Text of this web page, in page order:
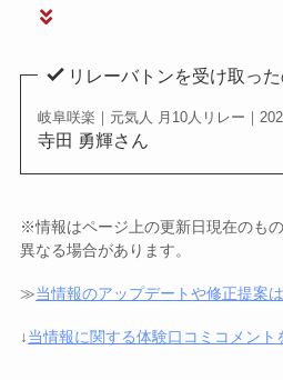
リレーバトンを受け取った
岐阜咲楽｜元気人 月10人リレー｜
寺田 勇輝さん
※情報はページ上の更新日現在のも
異なる場合があります。
≫当情報のアップデートや修正提案
↓当情報に関する体験口コミコメント